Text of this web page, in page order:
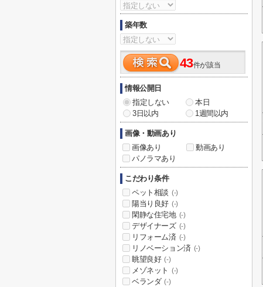
築年数
43件が該当
情報公開日
指定しない
本日
3日以内
1週間以内
画像・動画あり
画像あり
動画あり
パノラマあり
こだわり条件
ペット相談 (-)
陽当り良好 (-)
閑静な住宅地 (-)
デザイナーズ (-)
リフォーム済 (-)
リノベーション済 (-)
眺望良好 (-)
メゾネット (-)
ベランダ (-)